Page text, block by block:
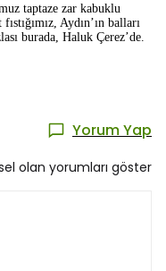
taptaze zar kabuklu
Aydın’ın balları
burada, Haluk Çerez’de.
Yorum Yap
olan yorumları göster